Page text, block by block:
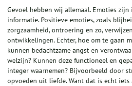
Gevoel hebben wij allemaal. Emoties
informatie. Positieve emoties, zoals
zorgzaamheid, ontroering en zo,
ontwikkelingen. Echter, hoe om te gaan
kunnen bedachtzame angst en
welzijn? Kunnen deze functioneel en
integer waarnemen? Bijvoorbeeld door
opvoeden uit liefde. Want dat is echt